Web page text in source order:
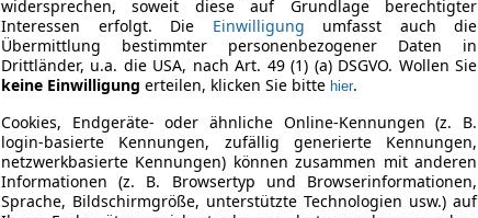
widersprechen, soweit diese auf Grundlage berechtigter
Interessen erfolgt. Die Einwilligung umfasst auch die
Übermittlung bestimmter personenbezogener Daten in
Drittländer, u.a. die USA, nach Art. 49 (1) (a) DSGVO. Wollen Sie
keine Einwilligung erteilen, klicken Sie bitte hier.
Cookies, Endgeräte- oder ähnliche Online-Kennungen (z. B.
login-basierte Kennungen, zufällig generierte Kennungen,
netzwerkbasierte Kennungen) können zusammen mit anderen
Informationen (z. B. Browsertyp und Browserinformationen,
Sprache, Bildschirmgröße, unterstützte Technologien usw.) auf